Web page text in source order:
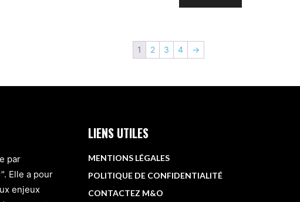
1 2 3 4 →
par
. Elle a pour
enjeux
LIENS UTILES
MENTIONS LÉGALES
POLITIQUE DE CONFIDENTIALITÉ
CONTACTEZ M&O